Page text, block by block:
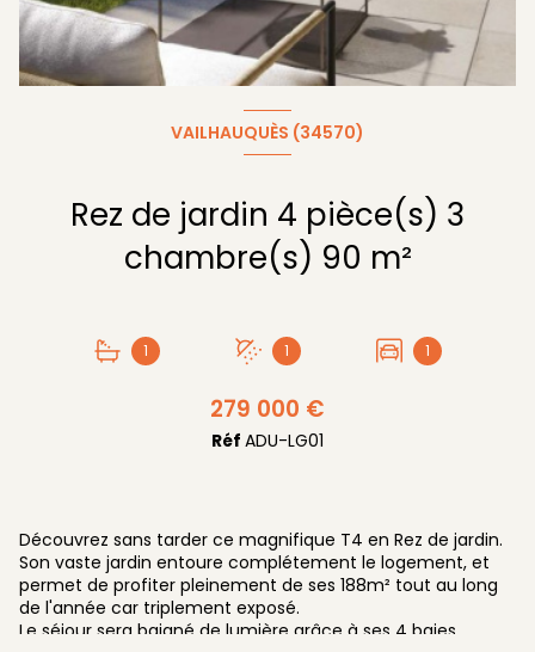
VAILHAUQUÈS (34570)
Rez de jardin 4 pièce(s) 3
chambre(s) 90 m²
1 1 1
279 000 €
Réf ADU-LG01
Découvrez sans tarder ce magnifique T4 en Rez de jardin.
Son vaste jardin entoure complétement le logement, et
permet de profiter pleinement de ses 188m² tout au long
de l'année car triplement exposé.
Le séjour sera baigné de lumière grâce à ses 4 baies